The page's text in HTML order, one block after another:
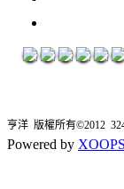
亨洋 版權所有©2012
Powered by XOOPS